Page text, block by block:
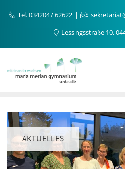
Tel. 034204 / 62622
Lessingsstraße 10,
AKTUELLES